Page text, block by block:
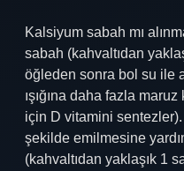
Kalsiyum sabah mı
sabah (kahvaltıdan
öğleden sonra bol su ile
ışığına daha fazla
için D vitamini
şekilde emilmesine
(kahvaltıdan yaklaşık 1